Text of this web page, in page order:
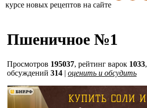
курсе новых рецептов на сайте
Пшеничное №1
Просмотров 195037, рейтинг варок 1033,
обсуждений 314 | оценить и обсудить